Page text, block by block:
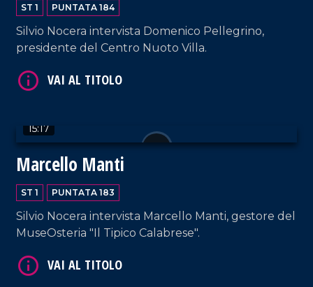
ST 1 PUNTATA 184
Silvio Nocera intervista Domenico Pellegrino,
presidente del Centro Nuoto Villa.
15:17
Marcello Manti
ST 1 PUNTATA 183
Silvio Nocera intervista Marcello Manti, gestore del
MuseOsteria "Il Tipico Calabrese".
VAI AL TITOLO
VAI AL TITOLO